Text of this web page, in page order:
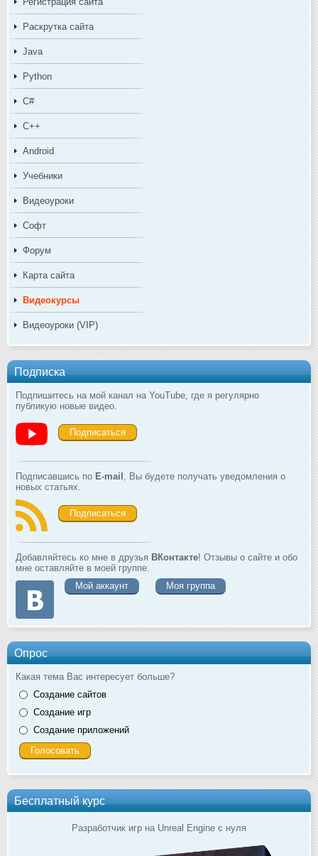
Раскрутка сайта
Java
Python
C#
C++
Android
Учебники
Видеоуроки
Софт
Форум
Карта сайта
Видеокурсы
Видеоуроки (VIP)
Подписка
Подпишитесь на мой канал на YouTube, где я регулярно
публикую новые видео.
Подписаться
Подписавшись по E-mail , Вы будете получать уведомления о
новых статьях.
Подписаться
Добавляйтесь ко мне в друзья ВКонтакте! Отзывы о сайте и обо
мне оставляйте в моей группе.
Мой аккаунт
Моя группа
Опрос
Какая тема Вас интересует больше?
Создание сайтов
Создание игр
Создание приложений
Бесплатный курс
Разработчик игр на Unreal Engine с нуля